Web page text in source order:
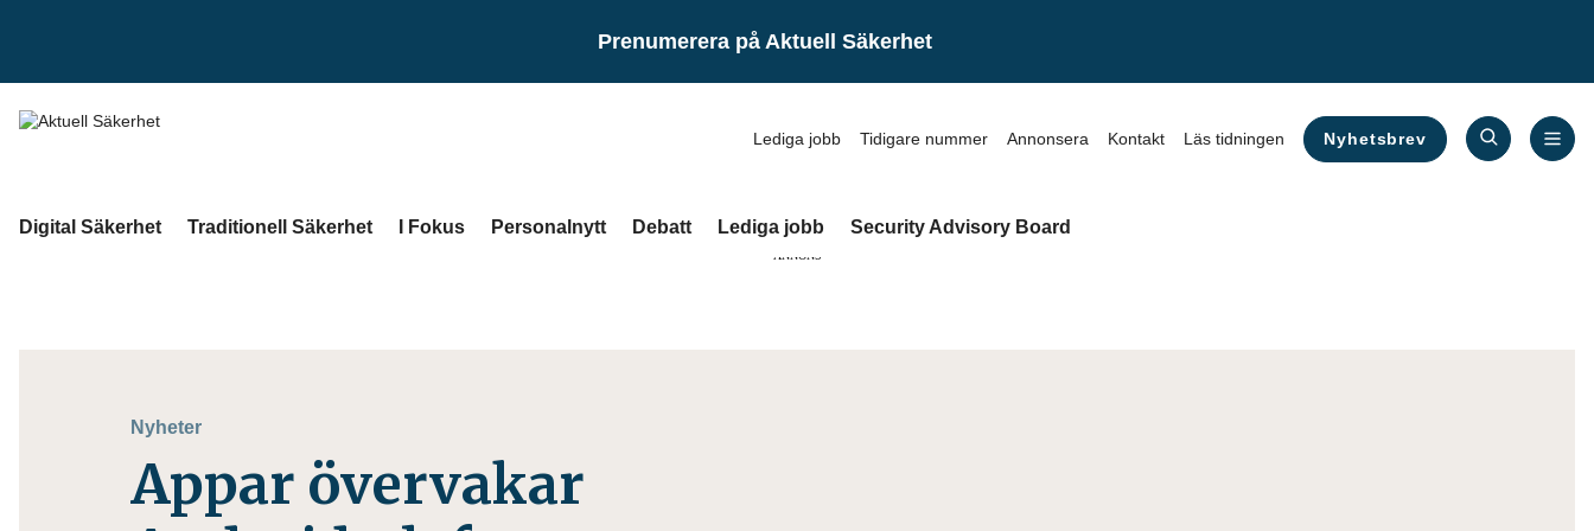
Prenumerera på Aktuell Säkerhet
Lediga jobb Tidigare nummer Annonsera Kontakt Läs tidningen Nyhetsbrev
Digital Säkerhet Traditionell Säkerhet I Fokus Personalnytt Debatt Lediga jobb Security Advisory Board
ANNONS
Nyheter
Appar övervakar